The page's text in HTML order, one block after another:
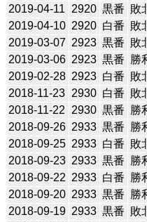
2019-04-11
2920 黒番 敗
2019-04-10 2920 白番 敗
2019-03-07 2923 黒番 敗
2019-03-06 2923 黒番 勝
2019-02-28 2923 白番 敗
2018-11-23 2930 白番 敗
2018-11-22
2930 黒番 勝
2018-09-26 2933 黒番 勝
2018-09-25 2933 白番 敗
2018-09-23 2933 黒番 勝
2018-09-22 2933 白番 勝
2018-09-20 2933 黒番 勝
2018-09-19 2933 黒番 敗